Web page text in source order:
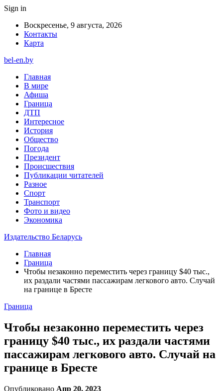
Sign in
Воскресенье, 9 августа, 2026
Контакты
Карта
bel-en.by
Главная
В мире
Афиша
Граница
ДТП
Интересное
История
Общество
Погода
Президент
Происшествия
Публикации читателей
Разное
Спорт
Транспорт
Фото и видео
Экономика
Издательство Беларусь
Главная
Граница
Чтобы незаконно переместить через границу $40 тыс.,
их раздали частями пассажирам легкового авто. Случай
на границе в Бресте
Граница
Чтобы незаконно переместить через
границу $40 тыс., их раздали частями
пассажирам легкового авто. Случай на
границе в Бресте
Опубликовано Апр 20, 2023